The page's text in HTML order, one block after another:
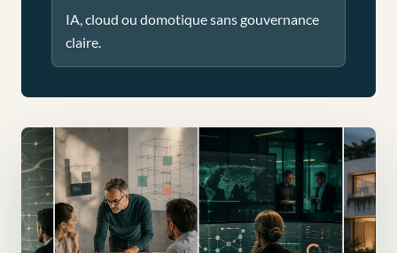
IA, cloud ou domotique sans gouvernance
claire.